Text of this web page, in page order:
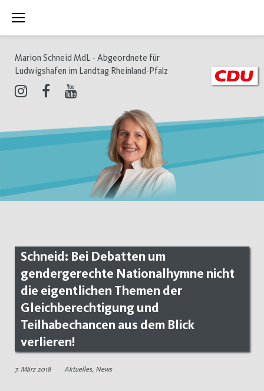
Inhalt
Marion Schneid MdL - Abgeordnete für
Ludwigshafen im Landtag Rheinland-Pfalz
Schneid: Bei Debatten um
gendergerechte Nationalhymne nicht
die eigentlichen Themen der
Gleichberechtigung und
Teilhabechancen aus dem Blick
verlieren!
7. März 2018 Aktuelles, News